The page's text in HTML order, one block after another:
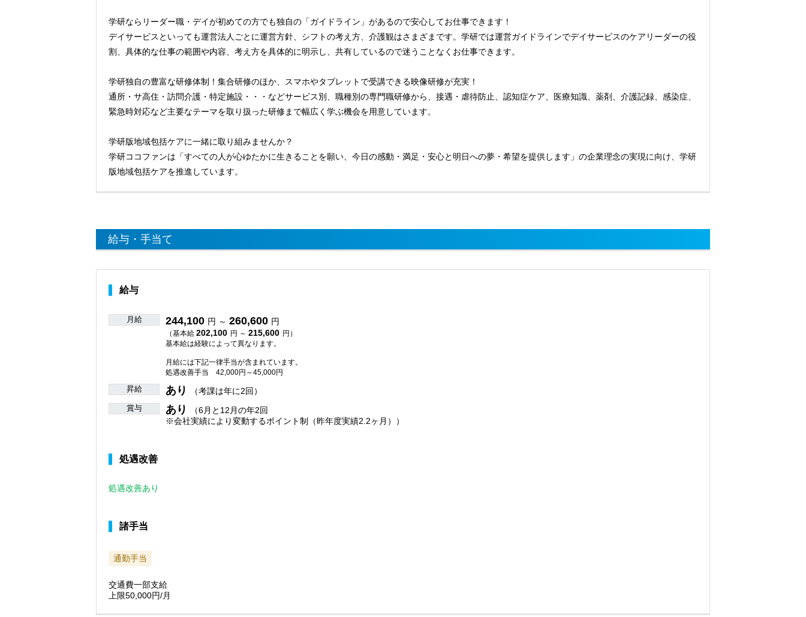
学研ならリーダー職・デイが初めての方でも独自の「ガイドライン」があるので安心してお仕事できます！
デイサービスといっても運営法人ごとに運営方針、シフトの考え方、介護観はさまざまです。学研では運営ガイドラインでデイサービスのケアリーダーの役
割、具体的な仕事の範囲や内容、考え方を具体的に明示し、共有しているので迷うことなくお仕事できます。
学研独自の豊富な研修体制！集合研修のほか、スマホやタブレットで受講できる映像研修が充実！
通所・サ高住・訪問介護・特定施設・・・などサービス別、職種別の専門職研修から、接遇・虐待防止、認知症ケア、医療知識、薬剤、介護記録、感染症、
緊急時対応など主要なテーマを取り扱った研修まで幅広く学ぶ機会を用意しています。
学研版地域包括ケアに一緒に取り組みませんか？
学研ココファンは「すべての人が心ゆたかに生きることを願い、今日の感動・満足・安心と明日への夢・希望を提供します」の企業理念の実現に向け、学研
版地域包括ケアを推進しています。
給与・手当て
給与
月給 244,100 円 ～ 260,600 円
（基本給 202,100 円 ～ 215,600 円）
基本給は経験によって異なります。
月給には下記一律手当が含まれています。
処遇改善手当 42,000円～45,000円
昇給 あり （考課は年に2回）
賞与 あり
（6月と12月の年2回
※会社実績により変動するポイント制（昨年度実績2.2ヶ月））
処遇改善
処遇改善あり
諸手当
通勤手当
交通費一部支給
上限50,000円/月